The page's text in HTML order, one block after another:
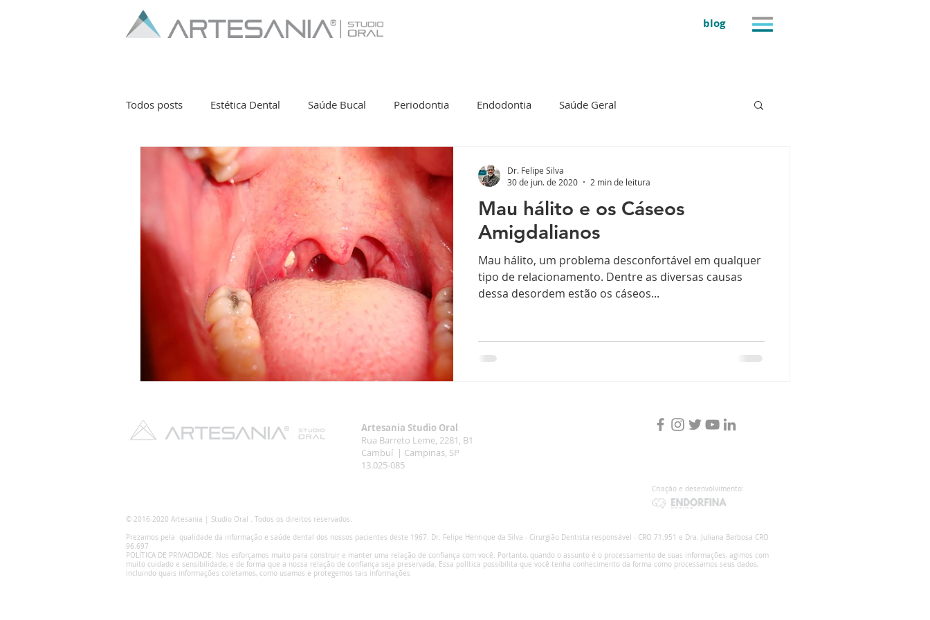
blog
Todos posts Estética Dental Saúde Bucal Periodontia Endodontia Saúde Geral
Publicações Diversas Bruxismo Começar
Mau hálito e os Cáseos
Amigdalianos
Mau hálito, um problema desconfortável em qualquer
tipo de relacionamento. Dentre as diversas causas
dessa desordem estão os cáseos...
Dr. Felipe Silva
30 de jun. de 2020
2 min de leitura
Artesania Studio Oral
Rua Barreto Leme, 2281, B1
Cambuí | Campinas, SP
13.025-085
Criação e desenvolvimento:
© 2016-2020 Artesania | Studio Oral . Todos os direitos reservados.
Prezamos pela qualidade da informação e saúde dental dos nossos pacientes deste 1967. Dr. Felipe Henrique da Silva - Cirurgião Dentista responsável - CRO 71.951 e Dra. Juliana Barbosa CRO
96.697
POLÍTICA DE PRIVACIDADE: Nos esforçamos muito para construir e manter uma relação de confiança com você. Portanto, quando o assunto é o processamento de suas informações, agimos com
muito cuidado e sensibilidade, e de forma que a nossa relação de confiança seja preservada. Essa política possibilita que você tenha conhecimento da forma como processamos seus dados,
incluindo quais informações coletamos, como usamos e protegemos tais informações